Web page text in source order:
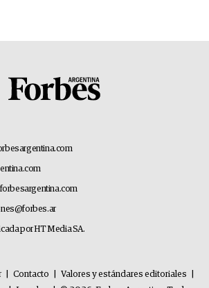
por HT Media SA.
Contacto Valores y estándares editoriales